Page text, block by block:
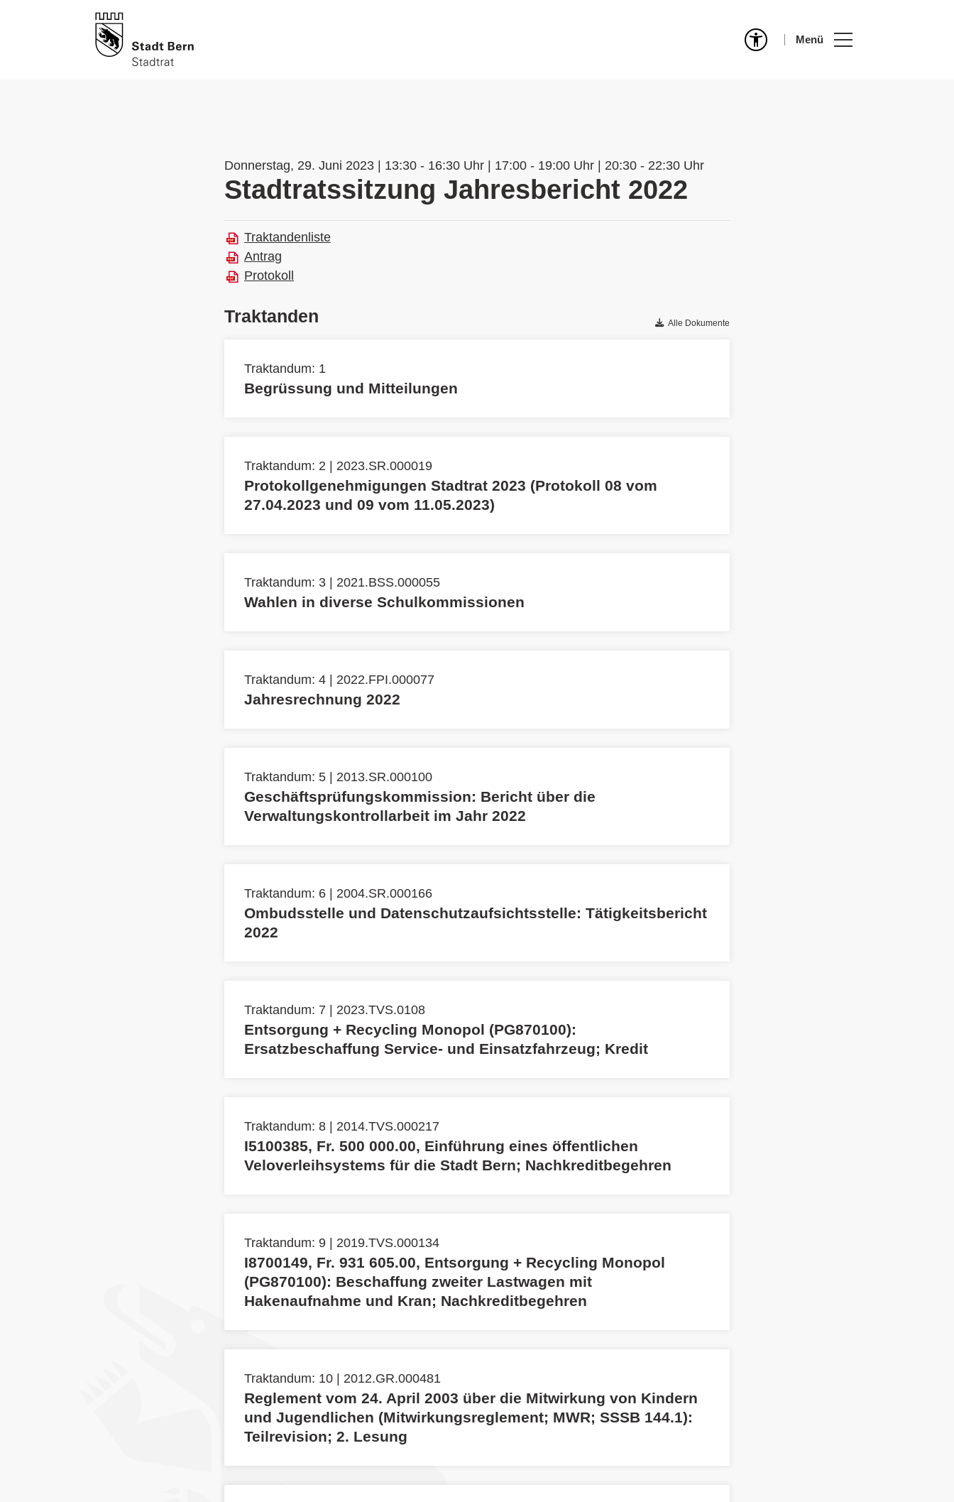
Menü
Donnerstag, 29. Juni 2023 | 13:30 - 16:30 Uhr | 17:00 - 19:00 Uhr | 20:30 - 22:30 Uhr
Stadtratssitzung Jahresbericht 2022
Traktandenliste
Antrag
Protokoll
Traktanden Alle Dokumente
Traktandum: 1
Begrüssung und Mitteilungen
Traktandum: 2 | 2023.SR.000019
Protokollgenehmigungen Stadtrat 2023 (Protokoll 08 vom
27.04.2023 und 09 vom 11.05.2023)
Traktandum: 3 | 2021.BSS.000055
Wahlen in diverse Schulkommissionen
Traktandum: 4 | 2022.FPI.000077
Jahresrechnung 2022
Traktandum: 5 | 2013.SR.000100
Geschäftsprüfungskommission: Bericht über die
Verwaltungskontrollarbeit im Jahr 2022
Traktandum: 6 | 2004.SR.000166
Ombudsstelle und Datenschutzaufsichtsstelle: Tätigkeitsbericht
2022
Traktandum: 7 | 2023.TVS.0108
Entsorgung + Recycling Monopol (PG870100):
Ersatzbeschaffung Service- und Einsatzfahrzeug; Kredit
Traktandum: 8 | 2014.TVS.000217
I5100385, Fr. 500 000.00, Einführung eines öffentlichen
Veloverleihsystems für die Stadt Bern; Nachkreditbegehren
Traktandum: 9 | 2019.TVS.000134
I8700149, Fr. 931 605.00, Entsorgung + Recycling Monopol
(PG870100): Beschaffung zweiter Lastwagen mit
Hakenaufnahme und Kran; Nachkreditbegehren
Traktandum: 10 | 2012.GR.000481
Reglement vom 24. April 2003 über die Mitwirkung von Kindern
und Jugendlichen (Mitwirkungsreglement; MWR; SSSB 144.1):
Teilrevision; 2. Lesung